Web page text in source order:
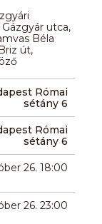
utca,
Béla
út,
Római
sétány 6
Római
sétány 6
26. 18:00
26. 23:00